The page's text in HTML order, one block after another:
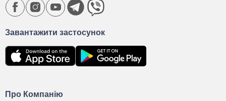
Про Компанію
Завантажити застосунок